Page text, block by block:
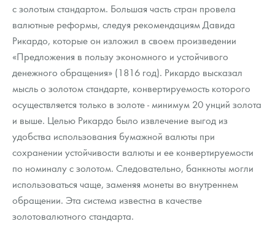
с золотым стандартом. Большая часть стран провела
валютные реформы, следуя рекомендациям Давида
Рикардо, которые он изложил в своем произведении
«Предложения в пользу экономного и устойчивого
денежного обращения» (1816 год). Рикардо высказал
мысль о золотом стандарте, конвертируемость которого
осуществляется только в золоте - минимум 20 унций золота
и выше. Целью Рикардо было извлечение выгод из
удобства использования бумажной валюты при
сохранении устойчивости валюты и ее конвертируемости
по номиналу с золотом. Следовательно, банкноты могли
использоваться чаще, заменяя монеты во внутреннем
обращении. Эта система известна в качестве
золотовалютного стандарта.